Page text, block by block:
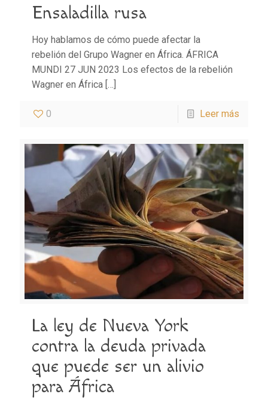
Ensaladilla rusa
Hoy hablamos de cómo puede afectar la
rebelión del Grupo Wagner en África. ÁFRICA
MUNDI 27 JUN 2023 Los efectos de la rebelión
Wagner en África […]
0 Leer más
La ley de Nueva York
contra la deuda privada
que puede ser un alivio
para África